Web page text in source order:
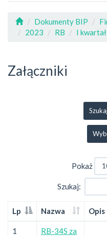
Dokumenty BIP
2023
RB I kwartał
Załączniki
Pokaż
Szukaj:
Lp Nazwa Opis
1
RB-34S za